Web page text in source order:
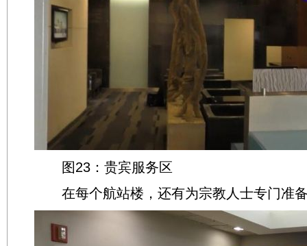
图23：贵宾服务区
在每个航站楼，还有为宗教人士专门准